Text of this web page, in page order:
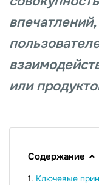
или
Содержание
Ключевые